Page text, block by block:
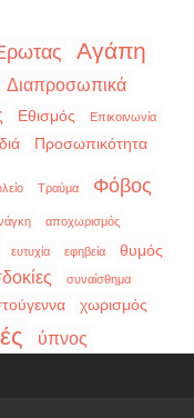
Αγάπη
Διαπροσωπικά
Εθισμός Επικοινωνία
Προσωπικότητα
Τραύμα
Φόβος
αποχωρισμός
ευτυχία εφηβεία θυμός
συναίσθημα
χωρισμός
ύπνος